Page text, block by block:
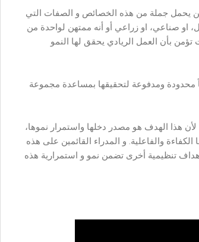
من يحمل جملة من هذه الخصائص و الصفات التي
او صناعي، او زراعي أو أنه ممتهن لواحدة من
بأن العمل الريادي يحقق لها النمو
محدودة ومدفوعة لتحقيقها بمساعدة مجموعة
هذا الهدف هو مصدر دخلها واستمرار نموها،
والفاعلية. و المدراء القائمين على هذه
تنظيمية أخرى تضمن نمو و استمرارية هذه